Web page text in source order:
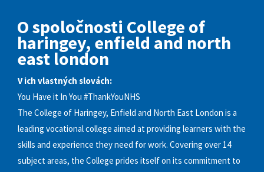
O spoločnosti College of
haringey, enfield and north
east london
V ich vlastných slovách:
You Have it In You #ThankYouNHS
The College of Haringey, Enfield and North East London is a
leading vocational college aimed at providing learners with the
skills and experience they need for work. Covering over 14
subject areas, the College prides itself on its commitment to